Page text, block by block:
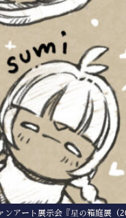
ンアート展示会『星の箱庭